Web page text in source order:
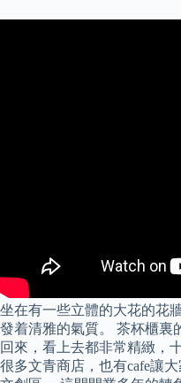
坐在有一些立體的大花的花
發着清雅的氣質。 茶杯櫃裏
回來，看上去都非常精緻，
很多文青商店，也有cafe讓